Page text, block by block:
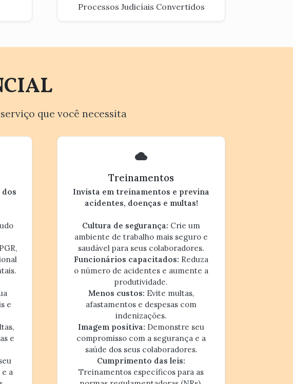
Processos Judicíais Convertidos
que você necessita
dos
e
e
a
Treinamentos
Invista em treinamentos e previna
acidentes, doenças e multas!
Cultura de segurança: Crie um
ambiente de trabalho mais seguro e
saudável para seus colaboradores.
Funcionários capacitados: Reduza
o número de acidentes e aumente a
produtividade.
Menos custos: Evite multas,
afastamentos e despesas com
indenizações.
Imagem positiva: Demonstre seu
compromisso com a segurança e a
saúde dos seus colaboradores.
Cumprimento das leis:
Treinamentos específicos para as